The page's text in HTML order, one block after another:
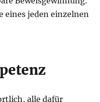
eines jeden einzelnen
alle dafür